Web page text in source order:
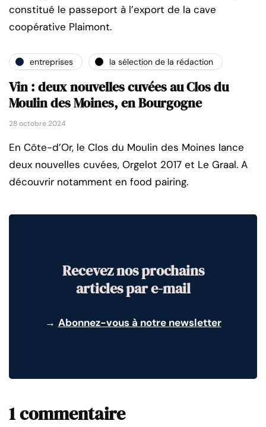
constitué le passeport à l’export de la cave
coopérative Plaimont.
entreprises la sélection de la rédaction
Vin : deux nouvelles cuvées au Clos du
Moulin des Moines, en Bourgogne
28 octobre 2024
En Côte-d’Or, le Clos du Moulin des Moines lance
deux nouvelles cuvées, Orgelot 2017 et Le Graal. A
découvrir notamment en food pairing.
Recevez nos prochains
articles par e-mail
→ Abonnez-vous à notre newsletter
1 commentaire